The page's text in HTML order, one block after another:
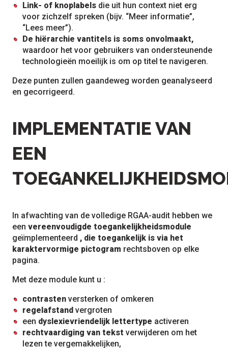
Link- of knoplabels die uit hun context niet erg
voor zichzelf spreken (bijv. “Meer informatie”,
“Lees meer”).
De hiërarchie vantitels is soms onvolmaakt,
waardoor het voor gebruikers van ondersteunende
technologieën moeilijk is om op titel te navigeren.
Deze punten zullen gaandeweg worden geanalyseerd
en gecorrigeerd.
IMPLEMENTATIE VAN
EEN
In afwachting van de volledige RGAA-audit hebben we
een vereenvoudigde toegankelijkheidsmodule
geïmplementeerd , die toegankelijk is via het
karaktervormige pictogram rechtsboven op elke
pagina.
Met deze module kunt u :
contrasten versterken of omkeren
regelafstand vergroten
een dyslexievriendelijk lettertype activeren
rechtvaardiging van tekst verwijderen om het
lezen te vergemakkelijken,